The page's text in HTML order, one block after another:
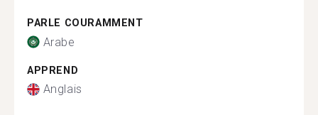
PARLE COURAMMENT
Arabe
APPREND
Anglais